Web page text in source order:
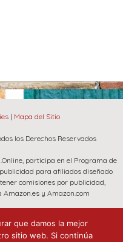
| Mapa del Sitio
los Derechos Reservados
participa en el Programa de
para afiliados diseñado
comisiones por publicidad,
y Amazon.com
afiliados.
que damos la mejor
sitio web. Si continúa